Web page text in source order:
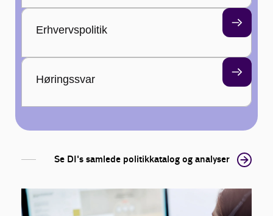
Erhvervspolitik
Høringssvar
Se DI's samlede politikkatalog og analyser